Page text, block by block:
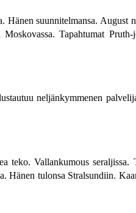
suunnitelmansa. August
Tapahtumat Pruth-
neljänkymmenen
Vallankumous seraljissa.
Hänen tulonsa Stralsundiin.